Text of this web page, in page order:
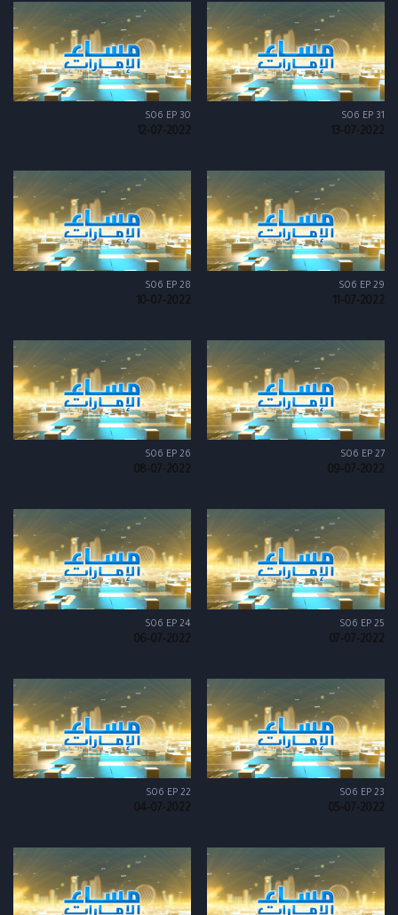
S06 EP 31
13-07-2022
S06 EP 30
12-07-2022
S06 EP 29
11-07-2022
S06 EP 28
10-07-2022
S06 EP 27
09-07-2022
S06 EP 26
08-07-2022
S06 EP 25
07-07-2022
S06 EP 24
06-07-2022
S06 EP 23
05-07-2022
S06 EP 22
04-07-2022